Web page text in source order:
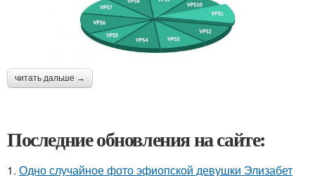
читать дальше →
Последние обновления на сайте:
1. Одно случайное фото эфиопской девушки Элизабет